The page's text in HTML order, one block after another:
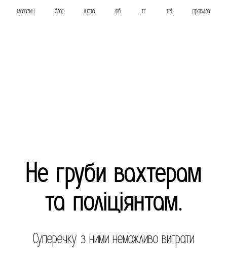
магазин блог інста фб тг тві правила
Не груби вахтерам
та поліціянтам.
Суперечку з ними неможливо виграти